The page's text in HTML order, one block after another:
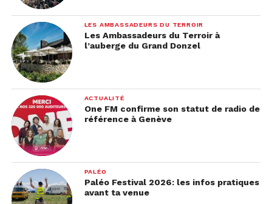
LES AMBASSADEURS DU TERROIR
Les Ambassadeurs du Terroir à
l’auberge du Grand Donzel
ACTUALITÉ
One FM confirme son statut de radio de
référence à Genève
PALÉO
Paléo Festival 2026: les infos pratiques
avant ta venue